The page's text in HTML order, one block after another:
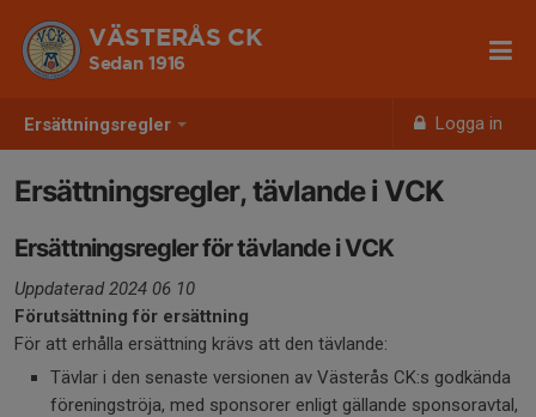
Ersättningsregler Logga in
VÄSTERÅS CK
Sedan 1916
Ersättningsregler, tävlande i VCK
Ersättningsregler för tävlande i VCK
Uppdaterad 2024 06 10
Förutsättning för ersättning
För att erhålla ersättning krävs att den tävlande:
Tävlar i den senaste versionen av Västerås CK:s godkända
föreningströja, med sponsorer enligt gällande sponsoravtal,